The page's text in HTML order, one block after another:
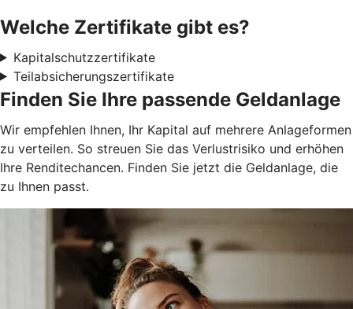
Welche Zertifikate gibt es?
Kapitalschutzzertifikate
Teilabsicherungszertifikate
Finden Sie Ihre passende Geldanlage
Wir empfehlen Ihnen, Ihr Kapital auf mehrere Anlageformen
zu verteilen. So streuen Sie das Verlustrisiko und erhöhen
Ihre Renditechancen. Finden Sie jetzt die Geldanlage, die
zu Ihnen passt.